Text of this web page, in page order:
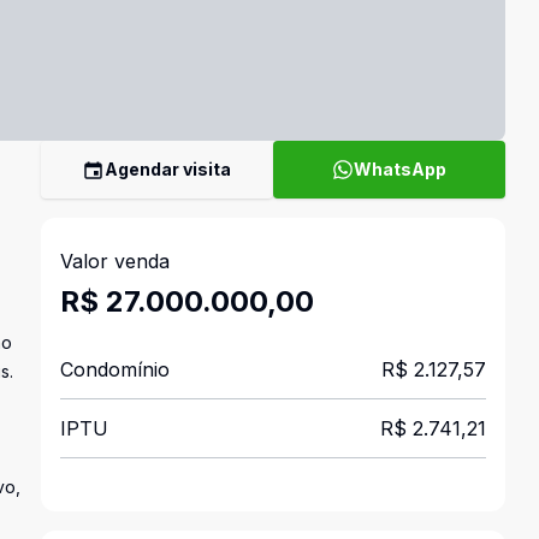
Agendar visita WhatsApp
Valor venda
R$ 27.000.000,00
Condomínio R$ 2.127,57
IPTU R$ 2.741,21